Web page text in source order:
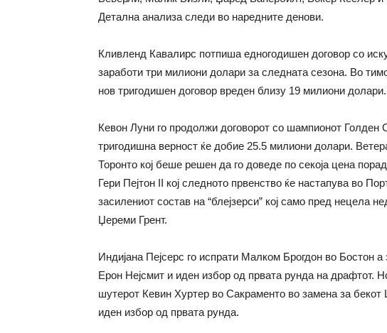
Детална анализа следи во наредните денови.
Кливленд Кавалирс потпиша едногодишен договор со
заработи три милиони долари за следната сезона. Во
нов тригодишен договор вреден близу 19 милиони долари.
Кевон Луни го продолжи договорот со шампионот Голден
тригодишна верност ќе добие 25.5 милиони долари.
Торонто кој беше решен да го доведе по секоја цена
Гери Пејтон II кој следното првенство ќе настапува во
засилениот состав на “блејзерси” кој само пред нецела
Џереми Грент.
Индијана Пејсерс го испрати Малком Брогдон во Бостон а
Ерон Нејсмит и иден избор од првата рунда на драфтот.
шутерот Кевин Хуртер во Сакраменто во замена за
иден избор од првата рунда.